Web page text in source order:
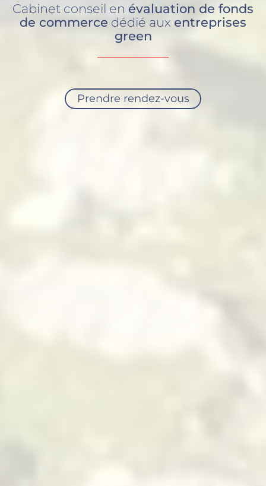
Cabinet conseil en évaluation de fonds
de commerce dédié aux entreprises
green
Prendre rendez-vous